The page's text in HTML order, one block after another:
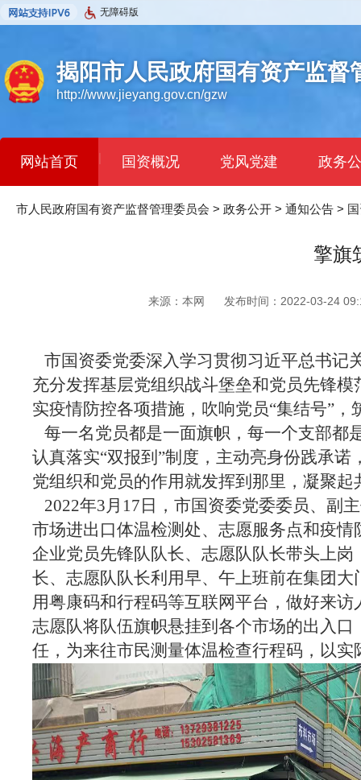
无障碍版
揭阳市人民政府国有资产监督
http://www.jieyang.gov.cn/gzw
网站首页 | 国资概况 党风党建 政务
市人民政府国有资产监督管理委员会 > 政务公开 > 通知公告 >
擎旗
来源：本网 发布时间：2022-03-24
市国资委党委深入学习贯彻习近平总书记
充分发挥基层党组织战斗堡垒和党员先锋
实疫情防控各项措施，吹响党员“集结号”，
每一名党员都是一面旗帜，每一个支部都
认真落实“双报到”制度，主动亮身份践承
党组织和党员的作用就发挥到那里，凝聚起
2022年3月17日，市国资委党委委员、副
市场进出口体温检测处、志愿服务点和疫
企业党员先锋队队长、志愿队队长带头上
长、志愿队队长利用早、午上班前在集团
用粤康码和行程码等互联网平台，做好来
志愿队将队伍旗帜悬挂到各个市场的出入
任，为来往市民测量体温检查行程码，以